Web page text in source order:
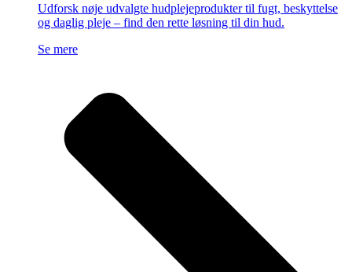
Udforsk nøje udvalgte hudplejeprodukter til fugt, beskyttelse
og daglig pleje – find den rette løsning til din hud.
Se mere